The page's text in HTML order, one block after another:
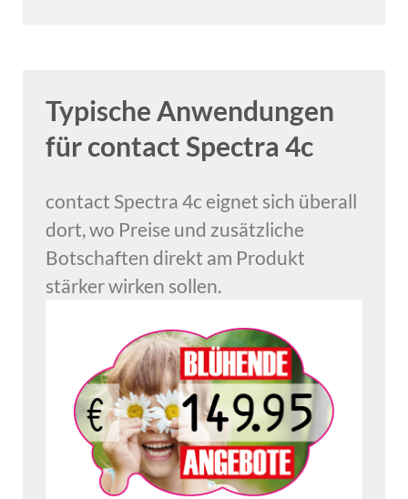
Typische Anwendungen
für contact Spectra 4c
contact Spectra 4c eignet sich überall
dort, wo Preise und zusätzliche
Botschaften direkt am Produkt
stärker wirken sollen.